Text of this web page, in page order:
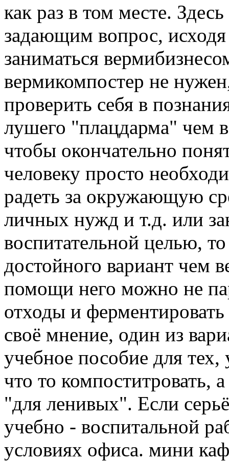
как раз в том месте.
задающим вопрос, исходя
заниматься
вермикомпостер не
проверить себя в
лушего "плацдарма" чем
чтобы окончательно
человеку просто
радеть за окружающую
личных нужд и т.д. или
воспитательной целью,
достойного вариант чем
помощи него можно не
отходы и
своё мнение, один из
учебное пособие для тех,
что то компоститровать,
"для ленивых". Если
учебно - воспитальной
условиях офиса. мини